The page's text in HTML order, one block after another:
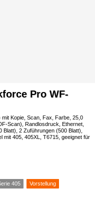
Pro WF-
Kopie, Scan, Fax, Farbe, 25,0
Scan), Randlosdruck, Ethernet,
2 Zuführungen (500 Blatt),
mit 405, 405XL, T6715, geeignet für
405 Vorstellung